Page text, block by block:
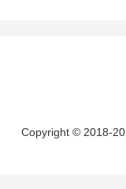
Copyright © 2018-